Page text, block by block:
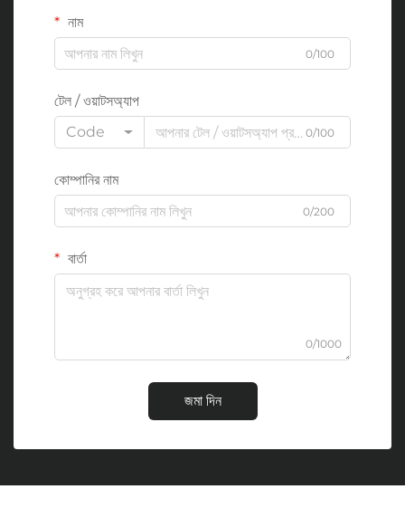
নাম
0/100
টেল / ওয়াটসঅ্যাপ
Code
0/100
কোম্পানির নাম
0/200
বার্তা
0/1000
জমা দিন